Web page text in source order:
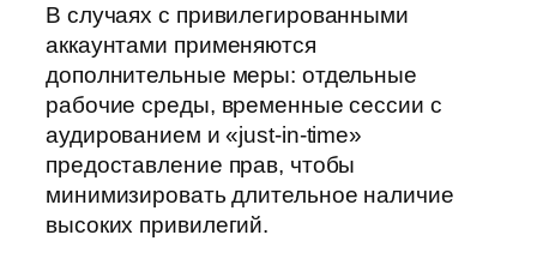
В случаях с привилегированными
аккаунтами применяются
дополнительные меры: отдельные
рабочие среды, временные сессии с
аудированием и «just-in-time»
предоставление прав, чтобы
минимизировать длительное наличие
высоких привилегий.